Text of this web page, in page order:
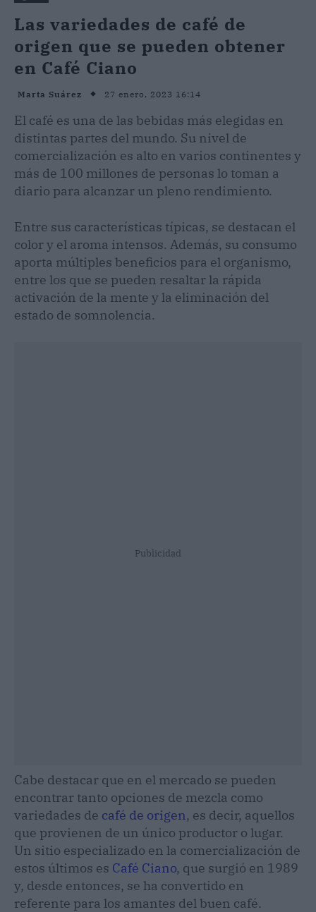
Las variedades de café de
origen que se pueden obtener
en Café Ciano
Marta Suárez 27 enero, 2023 16:14
El café es una de las bebidas más elegidas en
distintas partes del mundo. Su nivel de
comercialización es alto en varios continentes y
más de 100 millones de personas lo toman a
diario para alcanzar un pleno rendimiento.
Entre sus características típicas, se destacan el
color y el aroma intensos. Además, su consumo
aporta múltiples beneficios para el organismo,
entre los que se pueden resaltar la rápida
activación de la mente y la eliminación del
estado de somnolencia.
Publicidad
Cabe destacar que en el mercado se pueden
encontrar tanto opciones de mezcla como
variedades de café de origen, es decir, aquellos
que provienen de un único productor o lugar.
Un sitio especializado en la comercialización de
estos últimos es Café Ciano, que surgió en 1989
y, desde entonces, se ha convertido en
referente para los amantes del buen café.